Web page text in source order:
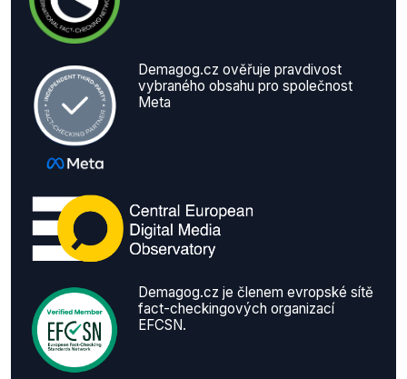
Demagog.cz ověřuje pravdivost
vybraného obsahu pro společnost
Meta
Demagog.cz je členem evropské sítě
fact-checkingových organizací
EFCSN.